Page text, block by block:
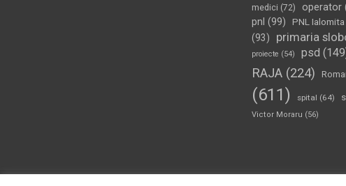
medici (72) operator
pnl (99) PNL Ialomita
(93)
primaria
proiecte (54) psd
RAJA(224)
(611)
spital (64)
Victor Moraru (56)